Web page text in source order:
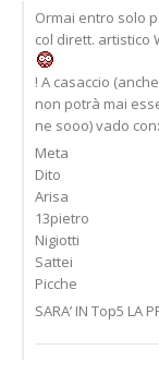
Ormai entro solo
col dirett. artistico
! A casaccio
non potrà mai
ne sooo) vado con:
Meta
Dito
Arisa
13pietro
Nigiotti
Sattei
Picche
SARA’ IN Top5 LA